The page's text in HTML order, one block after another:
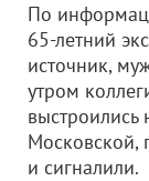
По
65-летний
источник,
утром
Московской,
и сигналили.